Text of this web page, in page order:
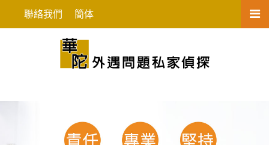
台南徵信社抓姦費用最便宜的3間在
聯絡我們 簡体